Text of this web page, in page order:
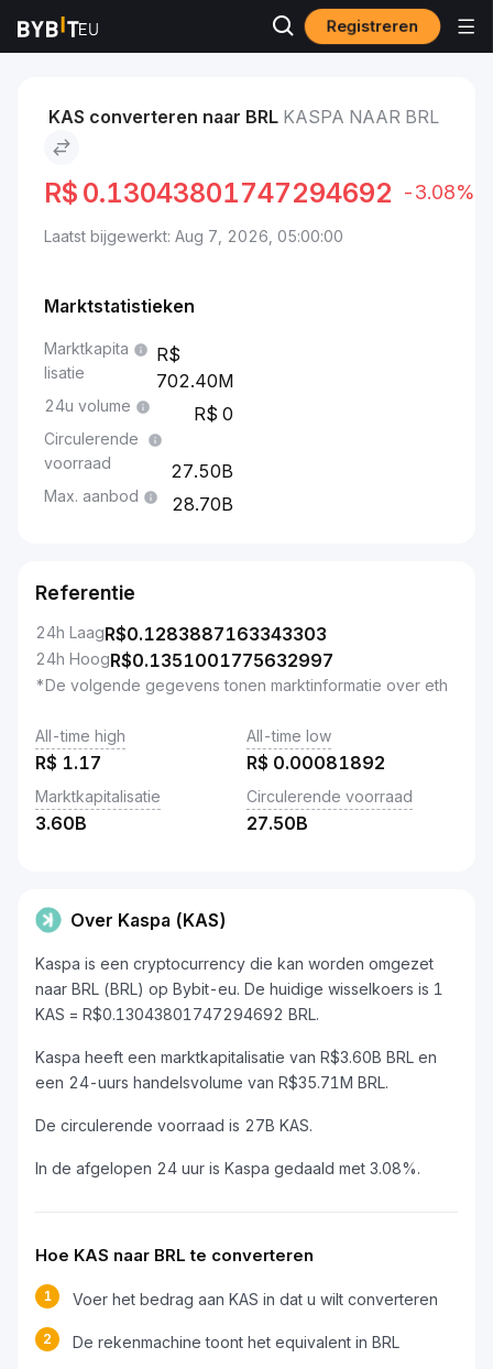
Registreren
Markten Kaspa to BRL
KAS converteren naar BRL KASPA NAAR BRL
R$ 0.13043801747294692 -3.08%
Laatst bijgewerkt: Aug 7, 2026, 05:00:00
Marktstatistieken
Marktkapita
lisatie
702.40M
24u volume 0
Circulerende
voorraad
27.50B
Max. aanbod 28.70B
Referentie
24h LaagR$0.1283887163343303
24h HoogR$0.1351001775632997
*De volgende gegevens tonen marktinformatie over eth
All-time high
R$ 1.17
All-time low
R$ 0.00081892
Marktkapitalisatie
3.60B
Circulerende voorraad
27.50B
Over Kaspa (KAS)
Kaspa is een cryptocurrency die kan worden omgezet
naar BRL (BRL) op Bybit-eu. De huidige wisselkoers is 1
KAS = R$0.13043801747294692 BRL.
Kaspa heeft een marktkapitalisatie van R$3.60B BRL en
een 24-uurs handelsvolume van R$35.71M BRL.
De circulerende voorraad is 27B KAS.
In de afgelopen 24 uur is Kaspa gedaald met 3.08%.
Hoe KAS naar BRL te converteren
1 Voer het bedrag aan KAS in dat u wilt converteren
2 De rekenmachine toont het equivalent in BRL